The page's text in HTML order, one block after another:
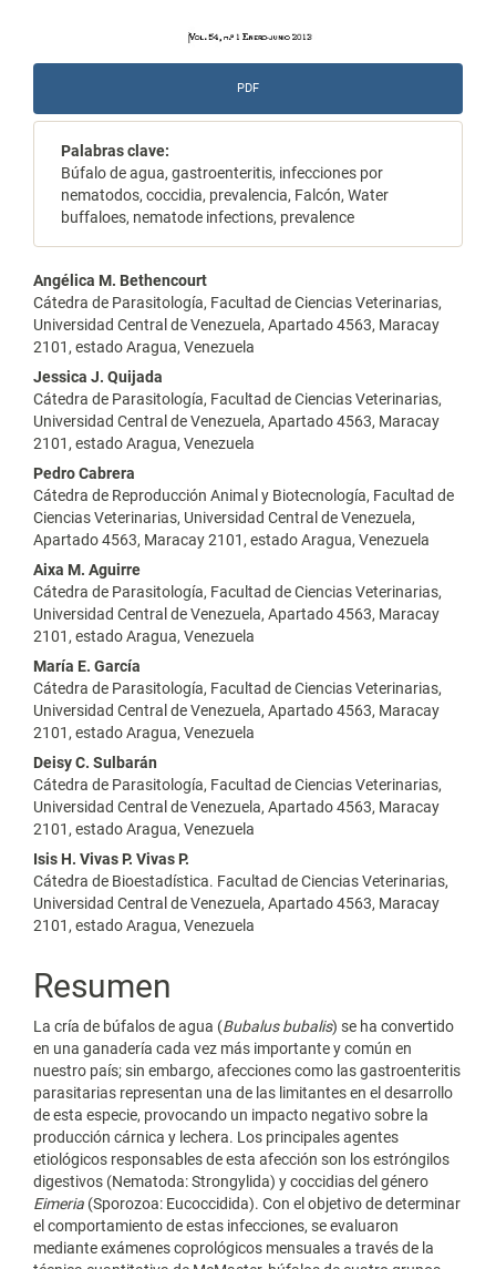
PDF
Palabras clave:
Búfalo de agua, gastroenteritis, infecciones por
nematodos, coccidia, prevalencia, Falcón, Water
buffaloes, nematode infections, prevalence
Contenido
principal
del
artículo
Angélica M. Bethencourt
Cátedra de Parasitología, Facultad de Ciencias Veterinarias,
Universidad Central de Venezuela, Apartado 4563, Maracay
2101, estado Aragua, Venezuela
Jessica J. Quijada
Cátedra de Parasitología, Facultad de Ciencias Veterinarias,
Universidad Central de Venezuela, Apartado 4563, Maracay
2101, estado Aragua, Venezuela
Pedro Cabrera
Cátedra de Reproducción Animal y Biotecnología, Facultad de
Ciencias Veterinarias, Universidad Central de Venezuela,
Apartado 4563, Maracay 2101, estado Aragua, Venezuela
Aixa M. Aguirre
Cátedra de Parasitología, Facultad de Ciencias Veterinarias,
Universidad Central de Venezuela, Apartado 4563, Maracay
2101, estado Aragua, Venezuela
María E. García
Cátedra de Parasitología, Facultad de Ciencias Veterinarias,
Universidad Central de Venezuela, Apartado 4563, Maracay
2101, estado Aragua, Venezuela
Deisy C. Sulbarán
Cátedra de Parasitología, Facultad de Ciencias Veterinarias,
Universidad Central de Venezuela, Apartado 4563, Maracay
2101, estado Aragua, Venezuela
Isis H. Vivas P. Vivas P.
Cátedra de Bioestadística. Facultad de Ciencias Veterinarias,
Universidad Central de Venezuela, Apartado 4563, Maracay
2101, estado Aragua, Venezuela
Resumen
La cría de búfalos de agua (Bubalus bubalis) se ha convertido
en una ganadería cada vez más importante y común en
nuestro país; sin embargo, afecciones como las gastroenteritis
parasitarias representan una de las limitantes en el desarrollo
de esta especie, provocando un impacto negativo sobre la
producción cárnica y lechera. Los principales agentes
etiológicos responsables de esta afección son los estróngilos
digestivos (Nematoda: Strongylida) y coccidias del género
Eimeria (Sporozoa: Eucoccidida). Con el objetivo de determinar
el comportamiento de estas infecciones, se evaluaron
mediante exámenes coprológicos mensuales a través de la